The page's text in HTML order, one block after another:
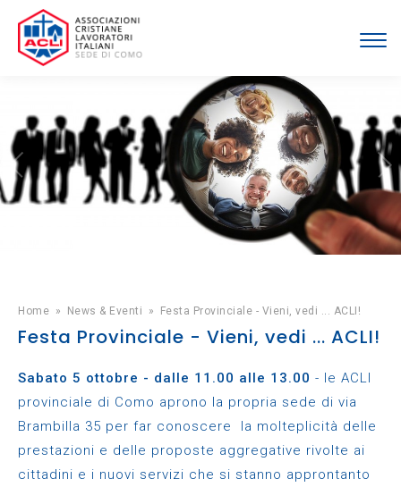
Home » News & Eventi » Festa Provinciale - Vieni, vedi ... ACLI!
Festa Provinciale - Vieni, vedi ... ACLI!
Sabato 5 ottobre - dalle 11.00 alle 13.00 - le ACLI
provinciale di Como aprono la propria sede di via
Brambilla 35 per far conoscere la molteplicità delle
prestazioni e delle proposte aggregative rivolte ai
cittadini e i nuovi servizi che si stanno approntanto